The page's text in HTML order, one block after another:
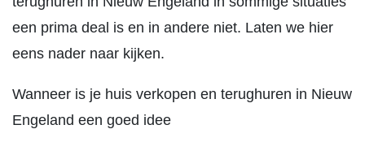
een prima deal is en in andere niet. Laten we hier
eens nader naar kijken.
Wanneer is je huis verkopen en terughuren in Nieuw
Engeland een goed idee